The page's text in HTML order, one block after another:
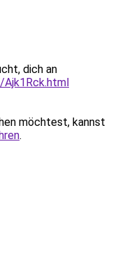
dich an
möchtest, kannst
.